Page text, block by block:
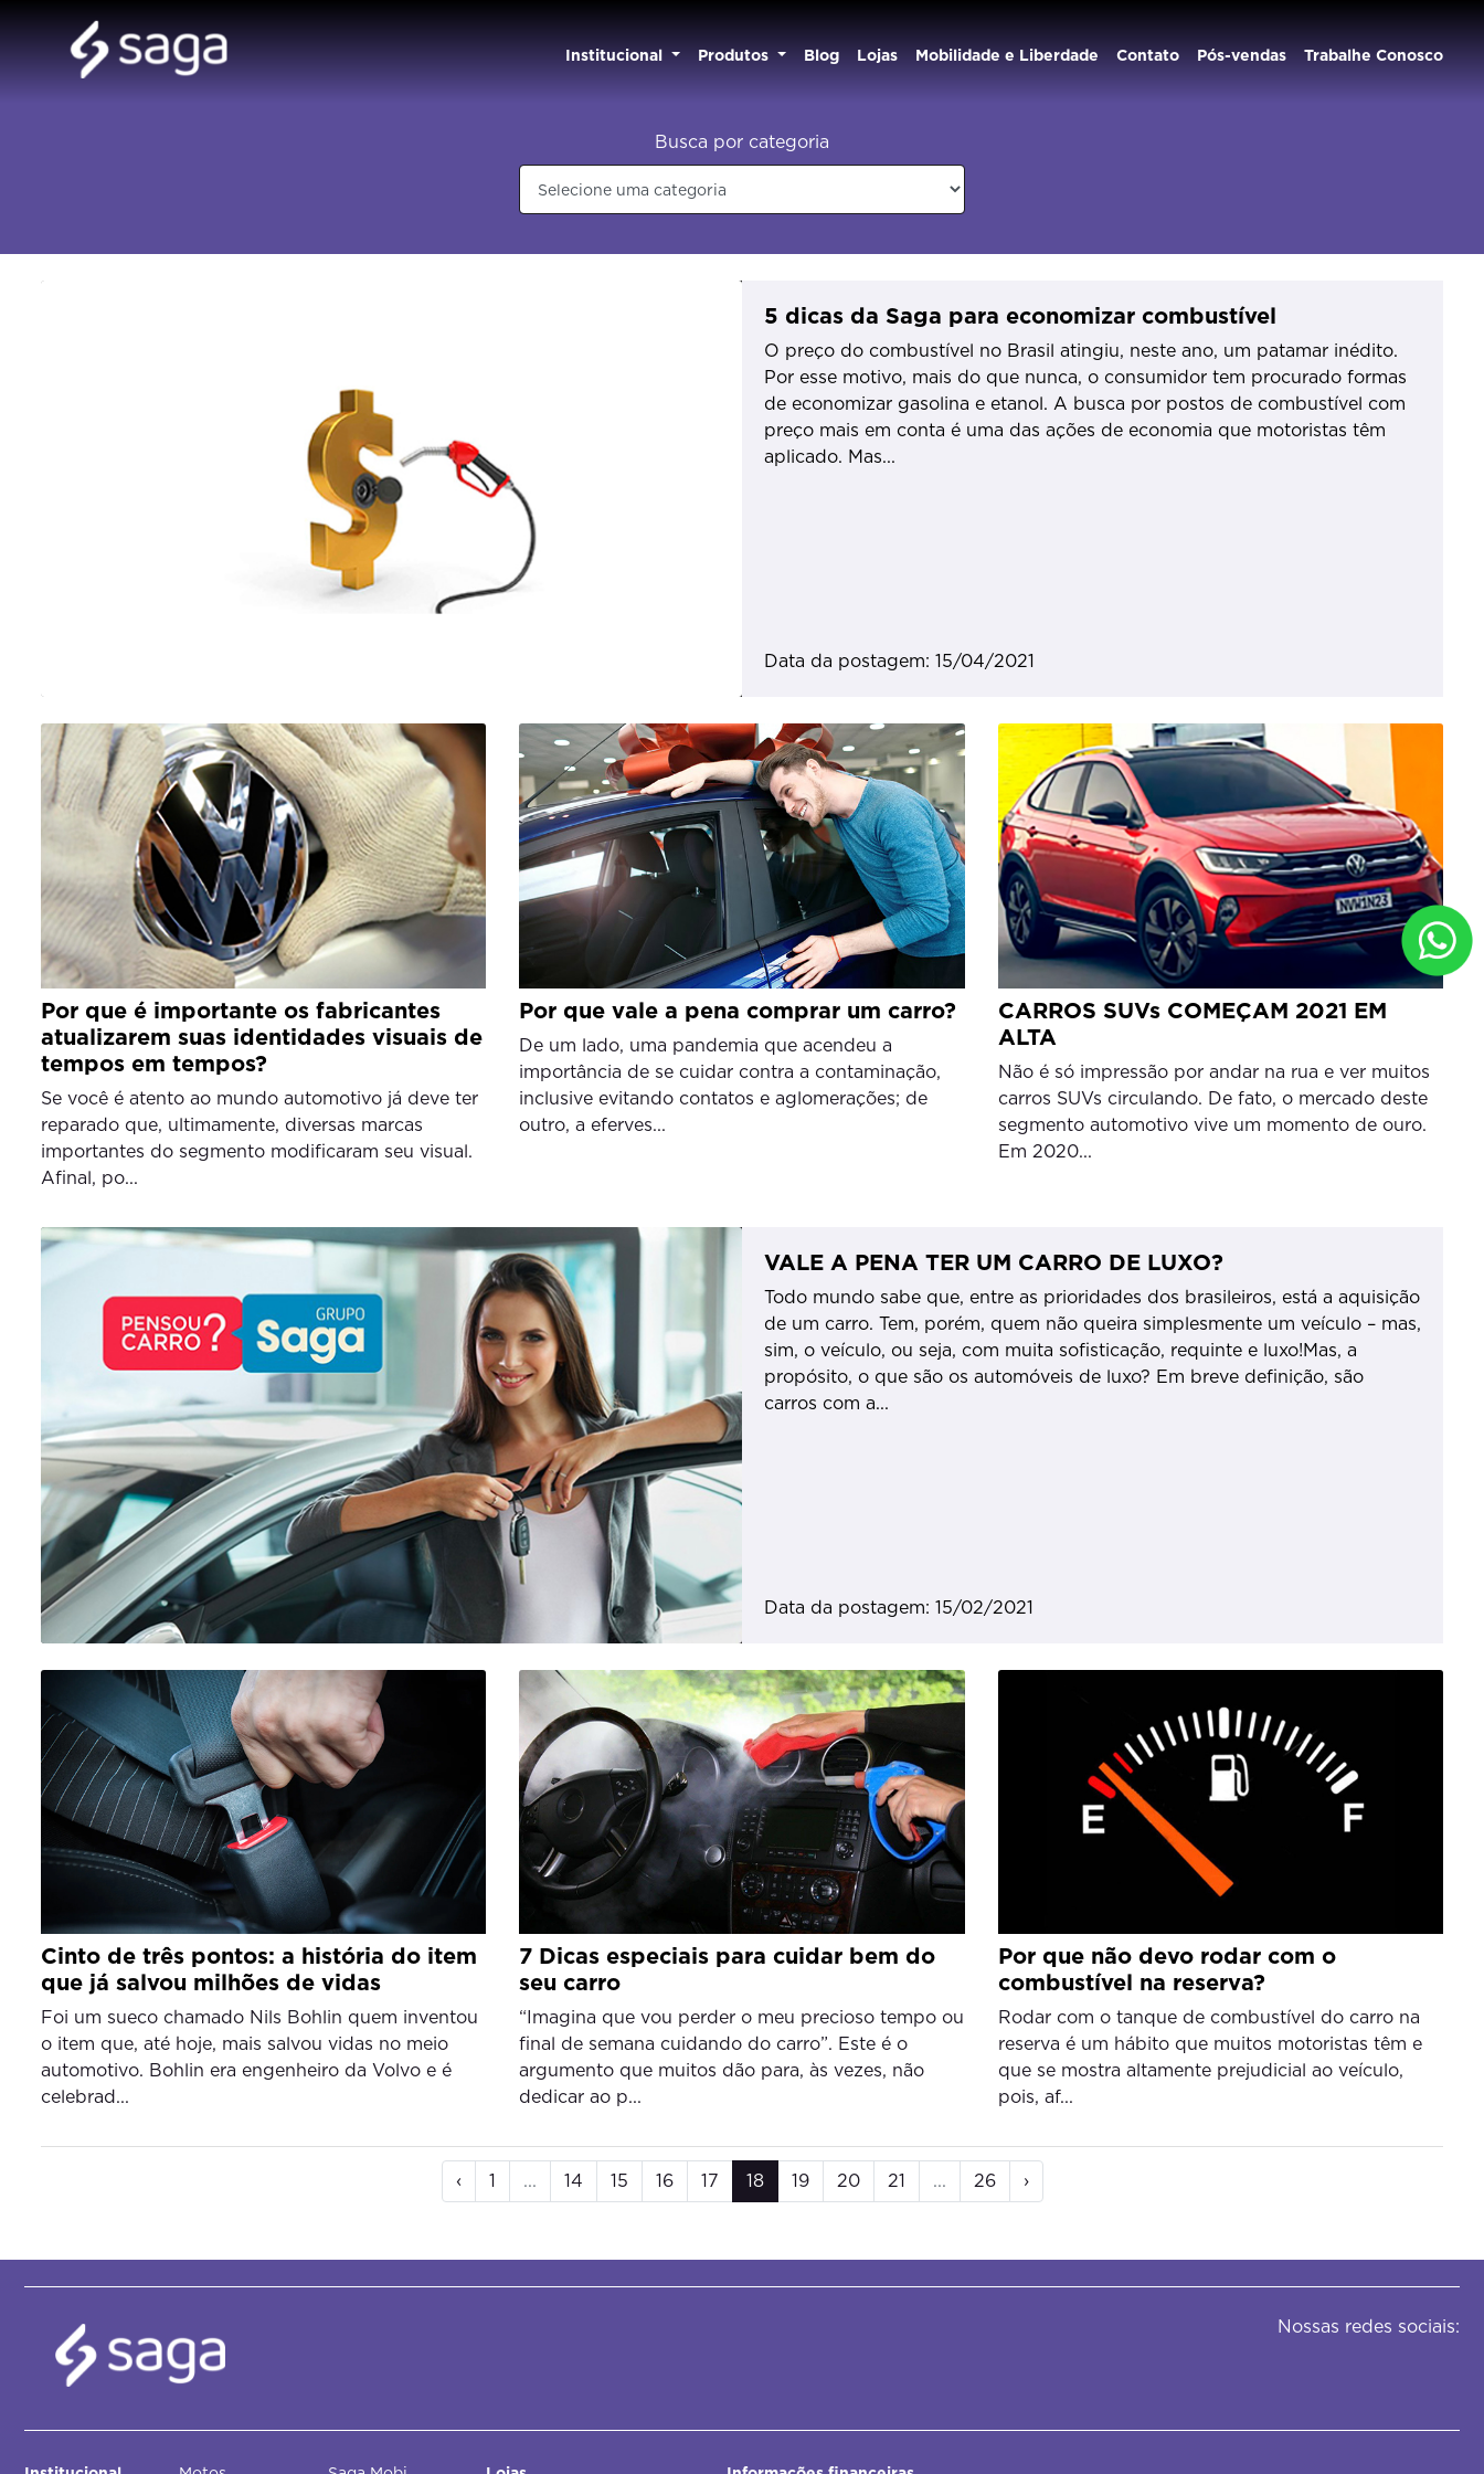
Institucional Produtos Blog Lojas Mobilidade e Liberdade Contato Pós-vendas Trabalhe Conosco
Busca por categoria
5 dicas da Saga para economizar combustível
O preço do combustível no Brasil atingiu, neste ano, um patamar inédito.
Por esse motivo, mais do que nunca, o consumidor tem procurado formas
de economizar gasolina e etanol. A busca por postos de combustível com
preço mais em conta é uma das ações de economia que motoristas têm
aplicado. Mas...
Data da postagem: 15/04/2021
Por que é importante os fabricantes
atualizarem suas identidades visuais de
tempos em tempos?
Se você é atento ao mundo automotivo já deve ter
reparado que, ultimamente, diversas marcas
importantes do segmento modificaram seu visual.
Afinal, po...
Por que vale a pena comprar um carro?
De um lado, uma pandemia que acendeu a
importância de se cuidar contra a contaminação,
inclusive evitando contatos e aglomerações; de
outro, a eferves...
CARROS SUVs COMEÇAM 2021 EM
ALTA
Não é só impressão por andar na rua e ver muitos
carros SUVs circulando. De fato, o mercado deste
segmento automotivo vive um momento de ouro.
Em 2020...
VALE A PENA TER UM CARRO DE LUXO?
Todo mundo sabe que, entre as prioridades dos brasileiros, está a aquisição
de um carro. Tem, porém, quem não queira simplesmente um veículo – mas,
sim, o veículo, ou seja, com muita sofisticação, requinte e luxo!Mas, a
propósito, o que são os automóveis de luxo? Em breve definição, são
carros com a...
Data da postagem: 15/02/2021
Cinto de três pontos: a história do item
que já salvou milhões de vidas
Foi um sueco chamado Nils Bohlin quem inventou
o item que, até hoje, mais salvou vidas no meio
automotivo. Bohlin era engenheiro da Volvo e é
celebrad...
7 Dicas especiais para cuidar bem do
seu carro
“Imagina que vou perder o meu precioso tempo ou
final de semana cuidando do carro”. Este é o
argumento que muitos dão para, às vezes, não
dedicar ao p...
Por que não devo rodar com o
combustível na reserva?
Rodar com o tanque de combustível do carro na
reserva é um hábito que muitos motoristas têm e
que se mostra altamente prejudicial ao veículo,
pois, af...
‹ 1 ... 14 15 16 17 18 19 20 21 ... 26 ›
Nossas redes sociais: